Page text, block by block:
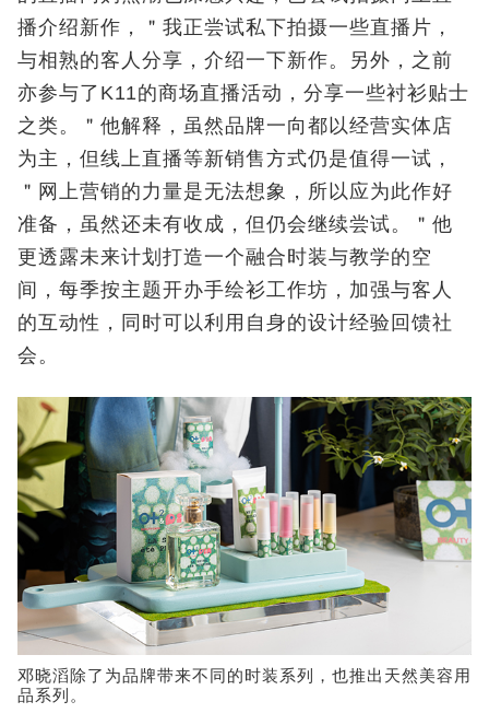
播介绍新作，＂我正尝试私下拍摄一些直播片，
与相熟的客人分享，介绍一下新作。另外，之前
亦参与了K11的商场直播活动，分享一些衬衫贴士
之类。＂他解释，虽然品牌一向都以经营实体店
为主，但线上直播等新销售方式仍是值得一试，
＂网上营销的力量是无法想象，所以应为此作好
准备，虽然还未有收成，但仍会继续尝试。＂他
更透露未来计划打造一个融合时装与教学的空
间，每季按主题开办手绘衫工作坊，加强与客人
的互动性，同时可以利用自身的设计经验回馈社
会。
邓晓滔除了为品牌带来不同的时装系列，也推出天然美容用
品系列。